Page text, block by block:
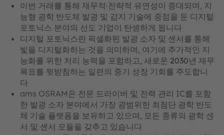
이번 거래를 통해 재무적·전략적 유연성이 증대되며, 지
능형 광학 반도체 발광 및 감지 기술에 중점을 둔 디지털
포토닉스 분야의 선도 기업이 탄생하게 됩니다
디지털 포토닉스란 픽셀화된 발광 소자 및 센서를 통해
빛을 디지털화하는 것을 의미하며, 여기에 추가적인 지
능화를 위한 처리 능력을 포함하고, 새로운 2030년 재무
목표를 뒷받침하는 일련의 중기 성장 기회를 주도합니
다
ams OSRAM은 전문 드라이버 및 전력 관리 IC를 포함
한 발광 소자 분야에서 가장 광범위한 최첨단 광학 반도
체 기술 플랫폼을 보유하고 있으며, 모든 종류의 광학 센
서 및 센서 모듈을 갖추고 있습니다